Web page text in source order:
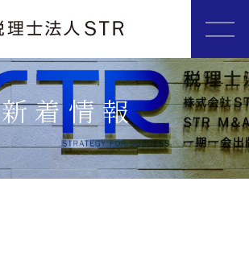
新着情報